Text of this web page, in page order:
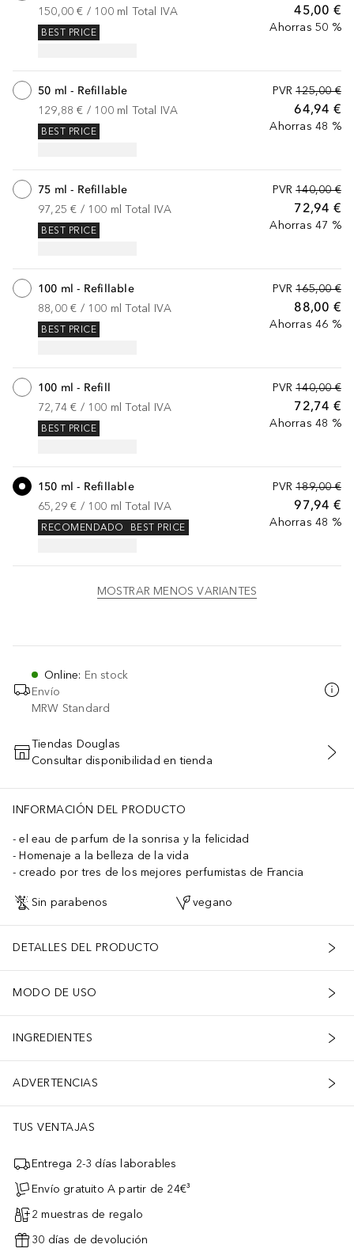
45,00 €
Ahorras 50 %
150,00 € / 100 ml Total IVA
BEST PRICE
PVR 125,00 €
64,94 €
Ahorras 48 %
50 ml - Refillable
129,88 € / 100 ml Total IVA
BEST PRICE
PVR 140,00 €
72,94 €
Ahorras 47 %
75 ml - Refillable
97,25 € / 100 ml Total IVA
BEST PRICE
PVR 165,00 €
88,00 €
Ahorras 46 %
100 ml - Refillable
88,00 € / 100 ml Total IVA
BEST PRICE
PVR 140,00 €
72,74 €
Ahorras 48 %
100 ml - Refill
72,74 € / 100 ml Total IVA
BEST PRICE
PVR 189,00 €
97,94 €
Ahorras 48 %
150 ml - Refillable
65,29 € / 100 ml Total IVA
BEST PRICE
RECOMENDADO
MOSTRAR MENOS VARIANTES
Online: En stock
Envío
MRW Standard
AÑADIR AL CARRITO
Tiendas Douglas
Consultar disponibilidad en tienda
INFORMACIÓN DEL PRODUCTO
el eau de parfum de la sonrisa y la felicidad
Homenaje a la belleza de la vida
creado por tres de los mejores perfumistas de Francia
Sin parabenos vegano
DETALLES DEL PRODUCTO
MODO DE USO
INGREDIENTES
ADVERTENCIAS
TUS VENTAJAS
Entrega 2-3 días laborables
Envío gratuito A partir de 24€³
2 muestras de regalo
30 días de devolución